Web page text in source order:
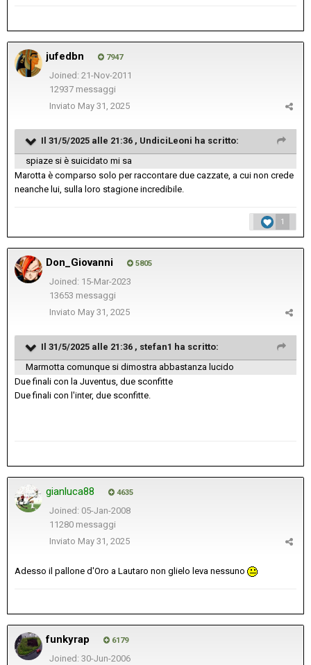
jufedbn 7947
Joined: 21-Nov-2011
12937 messaggi
Inviato May 31, 2025
Il 31/5/2025 alle 21:36 , UndiciLeoni ha scritto:
spiaze si è suicidato mi sa
Marotta è comparso solo per raccontare due cazzate, a cui non crede
neanche lui, sulla loro stagione incredibile.
1
Don_Giovanni 5805
Joined: 15-Mar-2023
13653 messaggi
Inviato May 31, 2025
Il 31/5/2025 alle 21:36 , stefan1 ha scritto:
Marmotta comunque si dimostra abbastanza lucido
Due finali con la Juventus, due sconfitte
Due finali con l'inter, due sconfitte.
gianluca88 4635
Joined: 05-Jan-2008
11280 messaggi
Inviato May 31, 2025
Adesso il pallone d'Oro a Lautaro non glielo leva nessuno
funkyrap 6179
Joined: 30-Jun-2006